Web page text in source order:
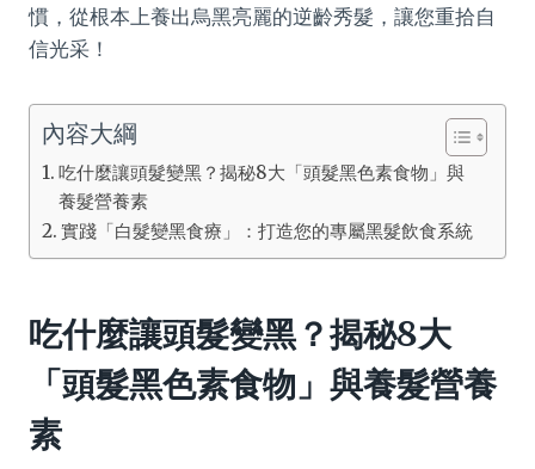
慣，從根本上養出烏黑亮麗的逆齡秀髮，讓您重拾自
信光采！
內容大綱
吃什麼讓頭髮變黑？揭秘8大「頭髮黑色素食物」與
養髮營養素
實踐「白髮變黑食療」：打造您的專屬黑髮飲食系統
吃什麼讓頭髮變黑？揭秘8大
「頭髮黑色素食物」與養髮營養
素